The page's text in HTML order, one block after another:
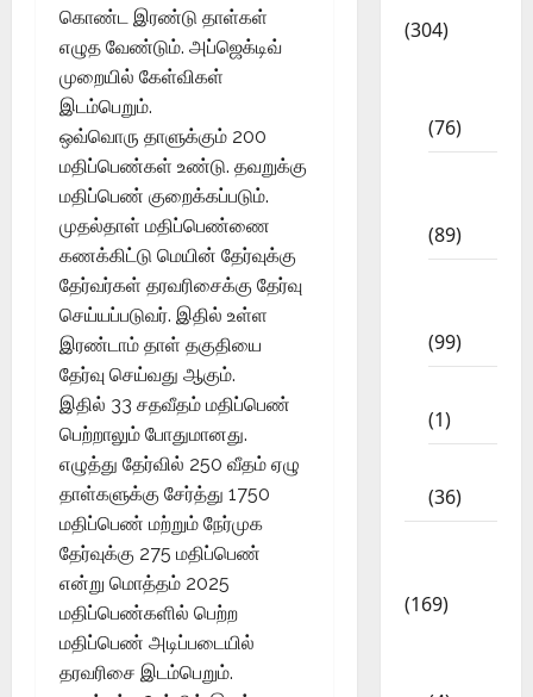
கொண்ட இரண்டு தாள்கள்
எழுத வேண்டும். அப்ஜெக்டிவ்
முறையில் கேள்விகள்
இடம்பெறும்.
ஒவ்வொரு தாளுக்கும் 200
மதிப்பெண்கள் உண்டு. தவறுக்கு
மதிப்பெண் குறைக்கப்படும்.
முதல்தாள் மதிப்பெண்ணை
கணக்கிட்டு மெயின் தேர்வுக்கு
தேர்வர்கள் தரவரிசைக்கு தேர்வு
செய்யப்படுவர். இதில் உள்ள
இரண்டாம் தாள் தகுதியை
தேர்வு செய்வது ஆகும்.
இதில் 33 சதவீதம் மதிப்பெண்
பெற்றாலும் போதுமானது.
எழுத்து தேர்வில் 250 வீதம் ஏழு
தாள்களுக்கு சேர்த்து 1750
மதிப்பெண் மற்றும் நேர்முக
தேர்வுக்கு 275 மதிப்பெண்
என்று மொத்தம் 2025
மதிப்பெண்களில் பெற்ற
மதிப்பெண் அடிப்படையில்
தரவரிசை இடம்பெறும்.
(304)
(76)
(89)
(99)
(1)
(36)
(169)